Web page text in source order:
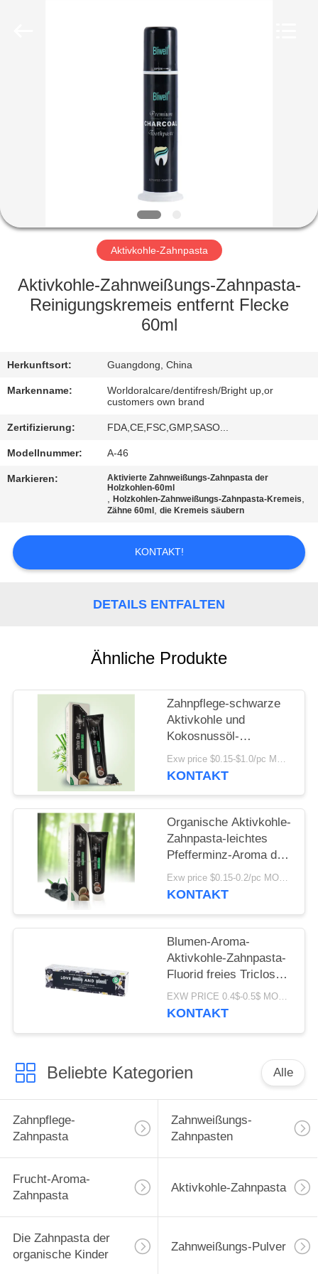
ÜBER
UNS
FABRIK-
AUSFLUG
TRETEN
MIT
UNS
IN
VERBINDUNG
FORDERN
SIE
SEITENVERZEICHNIS
DATENSCHUTZ-
BESTIMMUNGEN
Aktivkohle-Zahnpasta
Aktivkohle-Zahnweißungs-Zahnpasta-
Reinigungskremeis entfernt Flecke
60ml
Herkunftsort: Guangdong, China
Markenname:
Worldoralcare/dentifresh/Bright up,or
customers own brand
Zertifizierung: FDA,CE,FSC,GMP,SASO...
Modellnummer: A-46
Markieren:
Aktivierte Zahnweißungs-Zahnpasta der
Holzkohlen-60ml
,Holzkohlen-Zahnweißungs-Zahnpasta-Kremeis,
Zähne 60ml ,die Kremeis säubern
KONTAKT!
DETAILS ENTFALTEN
Ähnliche Produkte
Zahnpflege-schwarze
Aktivkohle und
Kokosnussöl-
Zahnpasta 100g
Exw price $0.15-$1.0/pc MOQ:500pcs-30000pcs
KONTAKT
Organische Aktivkohle-
Zahnpasta-leichtes
Pfefferminz-Aroma des
Soem-Schwarz-
strengen Vegetariers
Exw price $0.15-0.2/pc MOQ:500pcs-30000pcs
KONTAKT
Blumen-Aroma-
Aktivkohle-Zahnpasta-
Fluorid freies Triclosan
frei
EXW PRICE 0.4$-0.5$ MOQ:500pcs-30000pcs
KONTAKT
Beliebte Kategorien Alle
Zahnpflege-
Zahnpasta
Zahnweißungs-
Zahnpasten
Frucht-Aroma-
Zahnpasta
Aktivkohle-Zahnpasta
Die Zahnpasta der
organische Kinder
Zahnweißungs-Pulver